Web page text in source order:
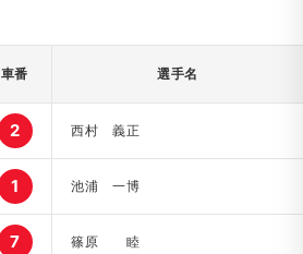
車番 選手名
2 西村 義正
1 池浦 一博
7 篠原 睦